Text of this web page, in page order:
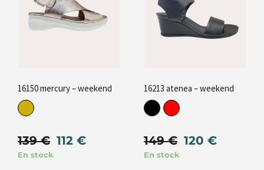
16150 mercury – weekend
139€ 112 €
En stock
16213 atenea – weekend
149€ 120 €
En stock